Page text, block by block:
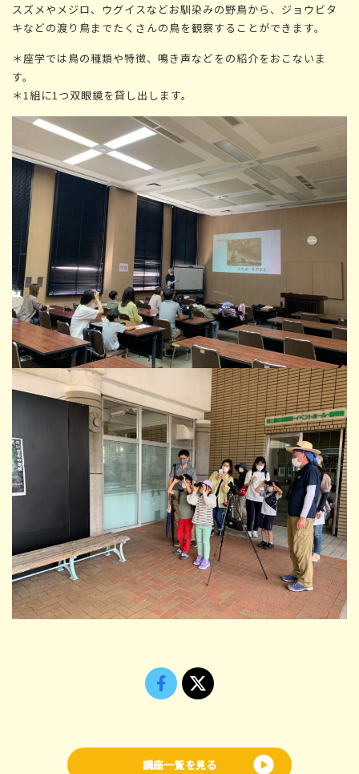
スズメやメジロ、ウグイスなどお馴染みの野鳥から、ジョウビタ
キなどの渡り鳥までたくさんの鳥を観察することができます。
＊座学では鳥の種類や特徴、鳴き声などをの紹介をおこないま
す。
＊1組に1つ双眼鏡を貸し出します。
講座一覧を見る